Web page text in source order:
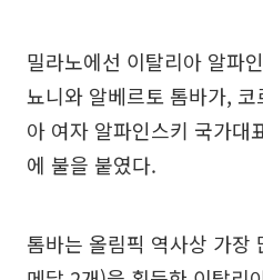
밀라노에선 이탈리아 알파
뇨니와 알베르토 톰바가,
아 여자 알파인스키 국가대
에 불을 붙였다.
톰바는 올림픽 역사상 가장